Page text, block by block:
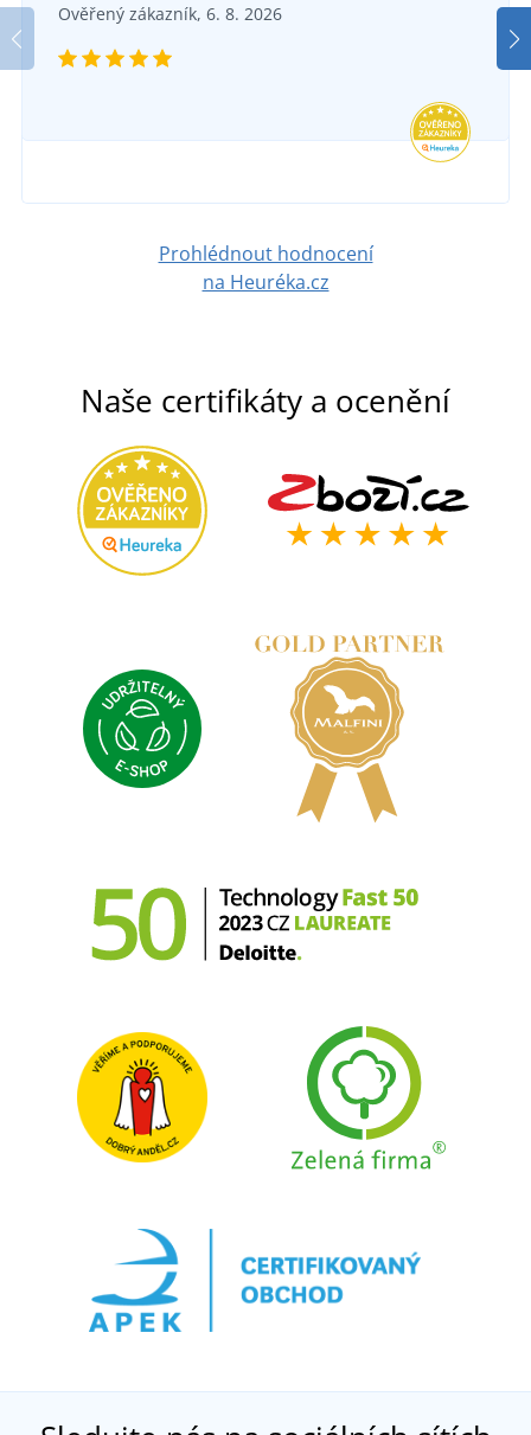
Ověřený zákazník, 6. 8. 2026
Prohlédnout hodnocení
na Heuréka.cz
Naše certifikáty a ocenění